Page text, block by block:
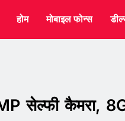
होम मोबाइल फोन्स
सेल्फी कैमरा,